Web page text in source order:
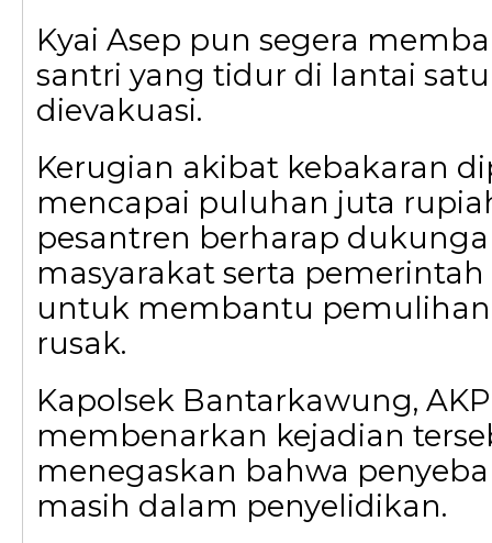
Kyai Asep pun segera
santri yang tidur di lantai
dievakuasi.
Kerugian akibat kebakaran
mencapai puluhan juta
pesantren berharap
masyarakat serta
untuk membantu pemulihan
rusak.
Kapolsek Bantarkawung,
membenarkan kejadian
menegaskan bahwa
masih dalam penyelidikan.